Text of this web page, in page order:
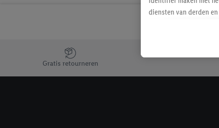
Jouw voordelen bij ons als Lidl webshop klant
Gratis retourneren
diensten van derden
Als je hiervoor
eerder interesse hebt
maar het niet te
mailadres en met
Onder "Aanpassen"